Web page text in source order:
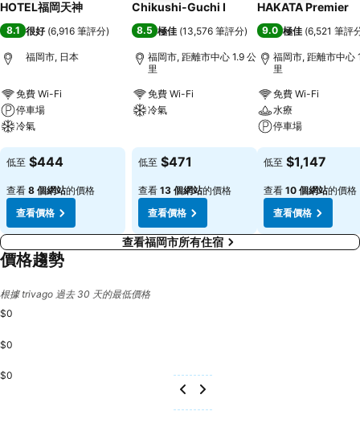
HOTEL福岡天神
8.1 很好 (6,916 筆評分)
福岡市, 日本
免費 Wi-Fi
停車場
冷氣
查看價格
低至 $444
查看 8 個網站的價格
查看價格
Chikushi-Guchi Ⅰ
8.5 極佳 (13,576 筆評分)
福岡市, 距離市中心 1.9 公
里
免費 Wi-Fi
冷氣
低至 $471
查看 13 個網站的價格
查看價格
HAKATA Premier
9.0 極佳 (6,521 筆評
福岡市, 距離市中心
里
免費 Wi-Fi
水療
停車場
查看價格
低至 $1,147
查看 10 個網站的價格
查看價格
查看福岡市所有住宿
價格趨勢
根據 trivago 過去 30 天的最低價格
$0
$0
$0